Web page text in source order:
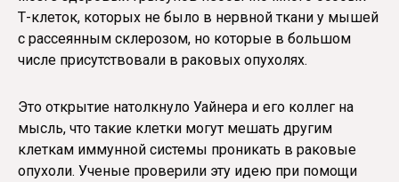
Т-клеток, которых не было в нервной ткани у мышей
с рассеянным склерозом, но которые в большом
числе присутствовали в раковых опухолях.
Это открытие натолкнуло Уайнера и его коллег на
мысль, что такие клетки могут мешать другим
клеткам иммунной системы проникать в раковые
опухоли. Ученые проверили эту идею при помощи